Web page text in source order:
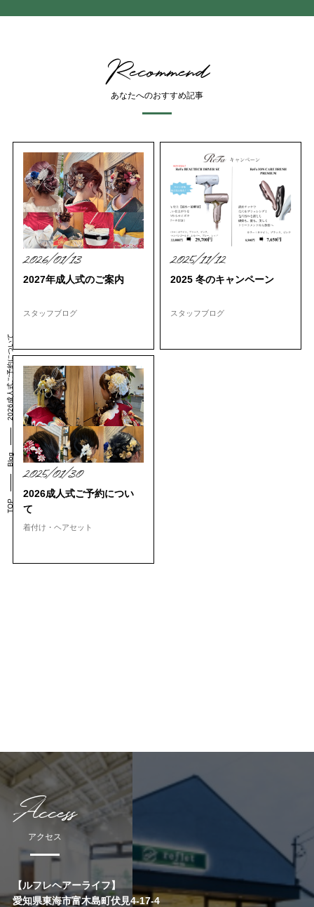
TOP
Blog
2026成人式ご予約について
Recommend
あなたへのおすすめ記事
2026/01/13
2027年成人式のご案内
スタッフブログ
2025/11/12
2025 冬のキャンペーン
スタッフブログ
2025/01/30
2026成人式ご予約につい
て
着付け・ヘアセット
Access
アクセス
【ルフレヘアーライフ】
愛知県東海市富木島町伏見4-17-4